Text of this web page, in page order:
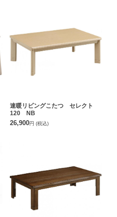
速暖リビングこたつ セレクト
120 NB
26,900円 (税込)